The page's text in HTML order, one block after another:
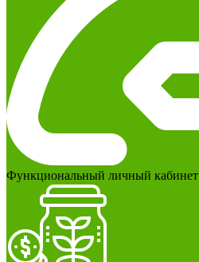
Функциональный личный кабинет